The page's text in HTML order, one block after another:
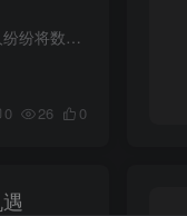
随着云计算技术的迅猛发展，企业和个人纷纷将数据和应用程序转移到云端，这不仅使得信息的获取和处理更加便捷，还推动了数字经济的发展。然而，云计算环境也引发了一系列的网络安全挑战，这些挑...
0 26 0